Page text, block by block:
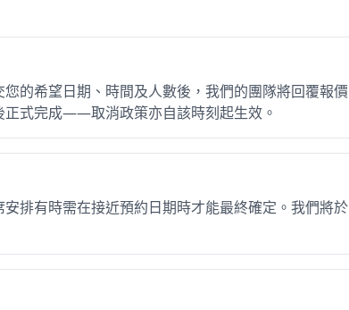
的希望日期、時間及人數後，我們的團隊將回覆報價
正式完成——取消政策亦自該時刻起生效。
排有時需在接近預約日期時才能最終確定。我們將於